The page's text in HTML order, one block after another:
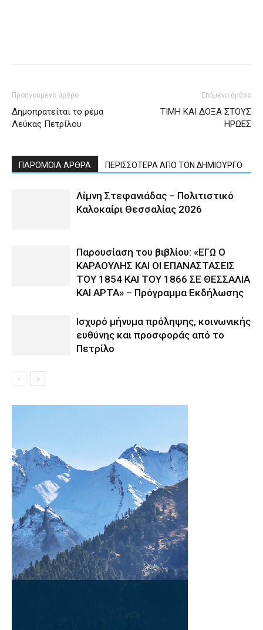
Προηγούμενο άρθρο
Δημοπρατείται το ρέμα
Λεύκας Πετρίλου
Επόμενο άρθρο
ΤΙΜΗ ΚΑΙ ΔΟΞΑ ΣΤΟΥΣ
ΗΡΩΕΣ
ΠΑΡΟΜΟΙΑ ΑΡΘΡΑ ΠΕΡΙΣΣΟΤΕΡΑ ΑΠΟ ΤΟΝ ΔΗΜΙΟΥΡΓΟ
Λίμνη Στεφανιάδας – Πολιτιστικό
Καλοκαίρι Θεσσαλίας 2026
Παρουσίαση του βιβλίου: «ΕΓΩ Ο
ΚΑΡΑΟΥΛΗΣ ΚΑΙ ΟΙ ΕΠΑΝΑΣΤΑΣΕΙΣ
ΤΟΥ 1854 ΚΑΙ ΤΟΥ 1866 ΣΕ ΘΕΣΣΑΛΙΑ
ΚΑΙ ΑΡΤΑ» – Πρόγραμμα Εκδήλωσης
Ισχυρό μήνυμα πρόληψης, κοινωνικής
ευθύνης και προσφοράς από το
Πετρίλο